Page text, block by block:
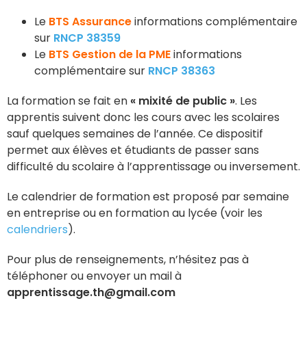
Le BTS Assuranceinformations complémentaire
sur RNCP 38359
Le BTS Gestion de la PMEinformations
complémentaire sur RNCP 38363
La formation se fait en « mixité de public ». Les
apprentis suivent donc les cours avec les scolaires
sauf quelques semaines de l’année. Ce dispositif
permet aux élèves et étudiants de passer sans
difficulté du scolaire à l’apprentissage ou inversement.
Le calendrier de formation est proposé par semaine
en entreprise ou en formation au lycée (voir les
calendriers).
Pour plus de renseignements, n’hésitez pas à
téléphoner ou envoyer un mail à
apprentissage.th@gmail.com